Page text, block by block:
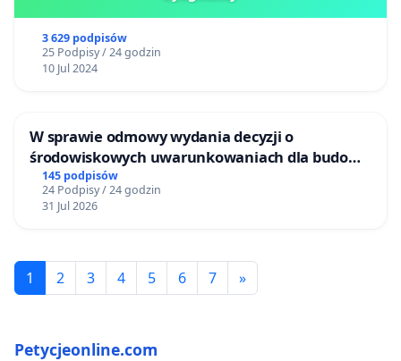
3 629 podpisów
25 Podpisy / 24 godzin
10 Jul 2024
W sprawie odmowy wydania decyzji o
środowiskowych uwarunkowaniach dla budowy
zakładu wytwarzania biometanu „Krynki” w
Ostrowiu Południowym oraz ochrony
mieszkańców i Puszczy Knyszyńskiej
145 podpisów
24 Podpisy / 24 godzin
31 Jul 2026
1 2 3 4 5 6 7 »
Petycjeonline.com